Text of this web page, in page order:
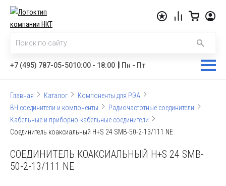
+7 (495) 787-05-5010:00 - 18:00 Пн - Пт
Главная Каталог
Компоненты для РЭА
ВЧ соединители и компоненты
Радиочастотные соединители
Кабельные и приборно-кабельные соединители
Соединитель коаксиальный H+S 24 SMB-50-2-13/111 NE
СОЕДИНИТЕЛЬ КОАКСИАЛЬНЫЙ H+S 24 SMB-
50-2-13/111 NE